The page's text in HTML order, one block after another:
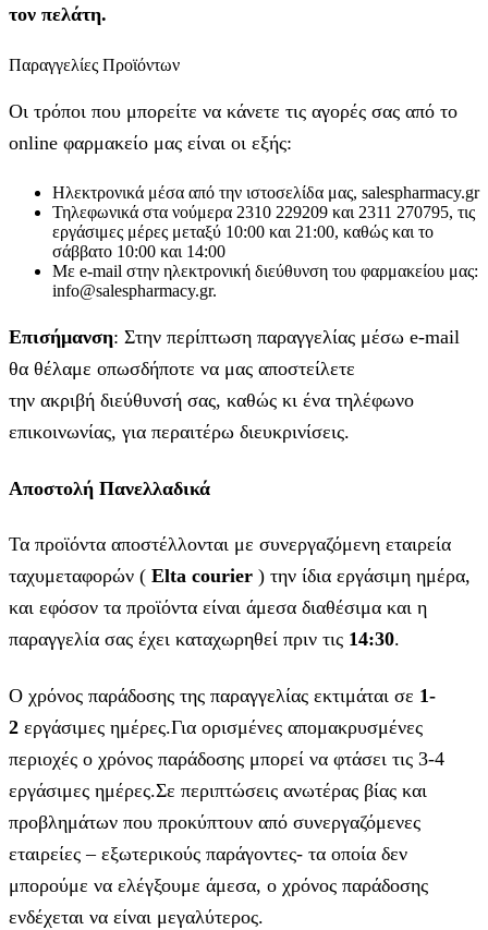
τον πελάτη.
Παραγγελίες Προϊόντων
Οι τρόποι που μπορείτε να κάνετε τις αγορές σας από το
online φαρμακείο μας είναι οι εξής:
Ηλεκτρονικά μέσα από την ιστοσελίδα μας, salespharmacy.gr
Τηλεφωνικά στα νούμερα 2310 229209 και 2311 270795, τις
εργάσιμες μέρες μεταξύ 10:00 και 21:00, καθώς και το
σάββατο 10:00 και 14:00
Με e-mail στην ηλεκτρονική διεύθυνση του φαρμακείου μας:
info@salespharmacy.gr.
Επισήμανση: Στην περίπτωση παραγγελίας μέσω e-mail
θα θέλαμε οπωσδήποτε να μας αποστείλετε
την ακριβή διεύθυνσή σας, καθώς κι ένα τηλέφωνο
επικοινωνίας, για περαιτέρω διευκρινίσεις.
Αποστολή Πανελλαδικά
Τα προϊόντα αποστέλλονται με συνεργαζόμενη εταιρεία
ταχυμεταφορών ( Elta courier ) την ίδια εργάσιμη ημέρα,
και εφόσον τα προϊόντα είναι άμεσα διαθέσιμα και η
παραγγελία σας έχει καταχωρηθεί πριν τις 14:30.
Ο χρόνος παράδοσης της παραγγελίας εκτιμάται σε 1-
2 εργάσιμες ημέρες.Για ορισμένες απομακρυσμένες
περιοχές ο χρόνος παράδοσης μπορεί να φτάσει τις 3-4
εργάσιμες ημέρες.Σε περιπτώσεις ανωτέρας βίας και
προβλημάτων που προκύπτουν από συνεργαζόμενες
εταιρείες – εξωτερικούς παράγοντες- τα οποία δεν
μπορούμε να ελέγξουμε άμεσα, ο χρόνος παράδοσης
ενδέχεται να είναι μεγαλύτερος.